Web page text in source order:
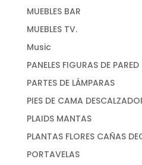
MUEBLES BAR
MUEBLES TV.
Music
PANELES FIGURAS DE PARED
PARTES DE LÁMPARAS
PIES DE CAMA
PLAIDS MANTAS
PLANTAS FLORES CAÑAS
PORTAVELAS